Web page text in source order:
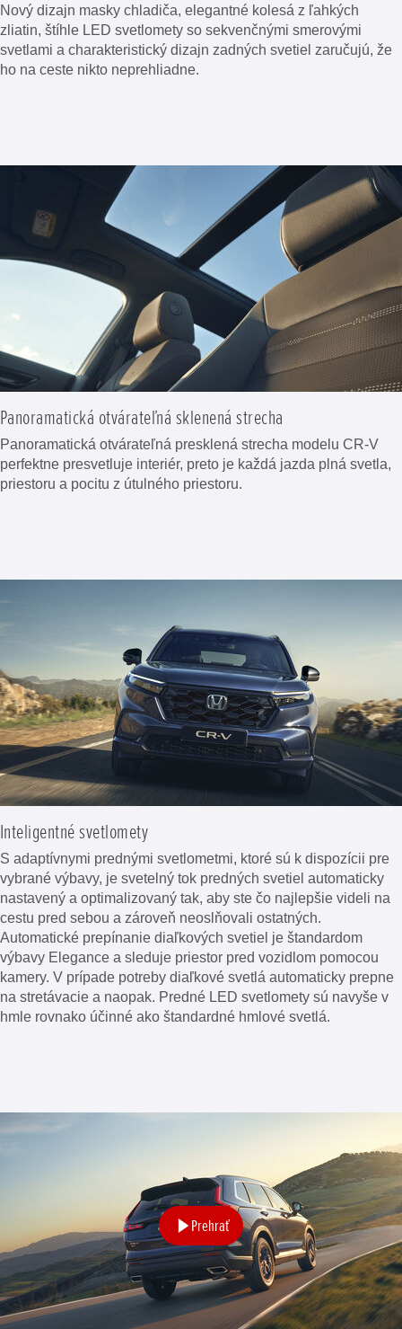
Nový dizajn masky chladiča, elegantné kolesá z ľahkých
zliatin, štíhle LED svetlomety so sekvenčnými smerovými
svetlami a charakteristický dizajn zadných svetiel zaručujú, že
ho na ceste nikto neprehliadne.
Panoramatická otvárateľná sklenená strecha
Panoramatická otvárateľná presklená strecha modelu CR-V
perfektne presvetluje interiér, preto je každá jazda plná svetla,
priestoru a pocitu z útulného priestoru.
Inteligentné svetlomety
S adaptívnymi prednými svetlometmi, ktoré sú k dispozícii pre
vybrané výbavy, je svetelný tok predných svetiel automaticky
nastavený a optimalizovaný tak, aby ste čo najlepšie videli na
cestu pred sebou a zároveň neoslňovali ostatných.
Automatické prepínanie diaľkových svetiel je štandardom
výbavy Elegance a sleduje priestor pred vozidlom pomocou
kamery. V prípade potreby diaľkové svetlá automaticky prepne
na stretávacie a naopak. Predné LED svetlomety sú navyše v
hmle rovnako účinné ako štandardné hmlové svetlá.
Prehrať